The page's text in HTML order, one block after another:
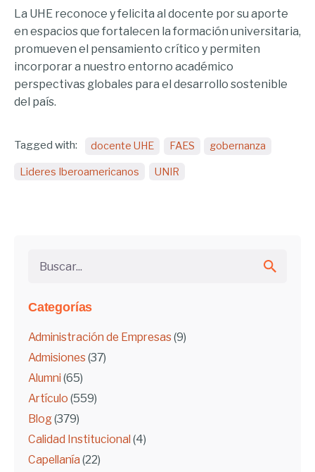
Categorías
Administración de Empresas (9)
Admisiones (37)
Alumni (65)
Artículo (559)
Blog(379)
Calidad Institucional (4)
Capellanía (22)
La UHE reconoce y felicita al docente por su aporte
en espacios que fortalecen la formación universitaria,
promueven el pensamiento crítico y permiten
incorporar a nuestro entorno académico
perspectivas globales para el desarrollo sostenible
del país.
Tagged with: docente UHE FAES gobernanza
Lideres Iberoamericanos UNIR